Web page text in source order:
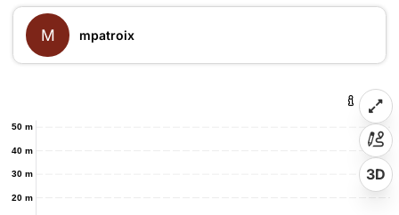
M mpatroix
20 m
30 m
40 m
50 m
3D